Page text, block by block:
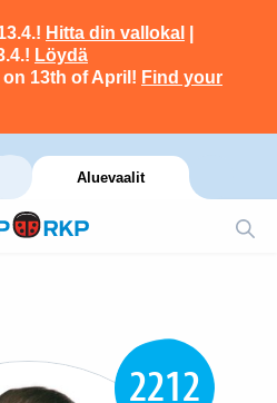
Hitta din vallokal
Löydä
on 13th of April! Find your
Aluevaalit
2212